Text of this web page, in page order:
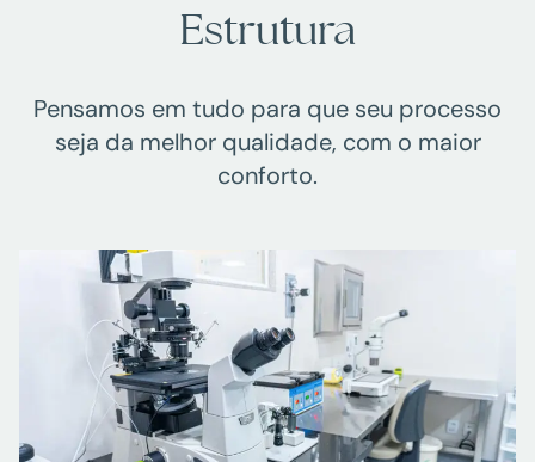
Estrutura
Pensamos em tudo para que seu processo
seja da melhor qualidade, com o maior
conforto.